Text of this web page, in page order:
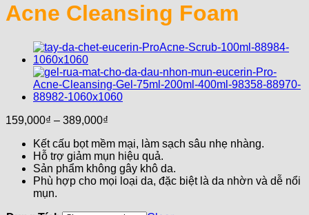
Acne Cleansing Foam
159,000₫ – 389,000₫
Kết cấu bọt mềm mại, làm sạch sâu nhẹ nhàng.
Hỗ trợ giảm mụn hiệu quả.
Sản phẩm không gây khô da.
Phù hợp cho mọi loại da, đặc biệt là da nhờn và dễ nổi
mụn.